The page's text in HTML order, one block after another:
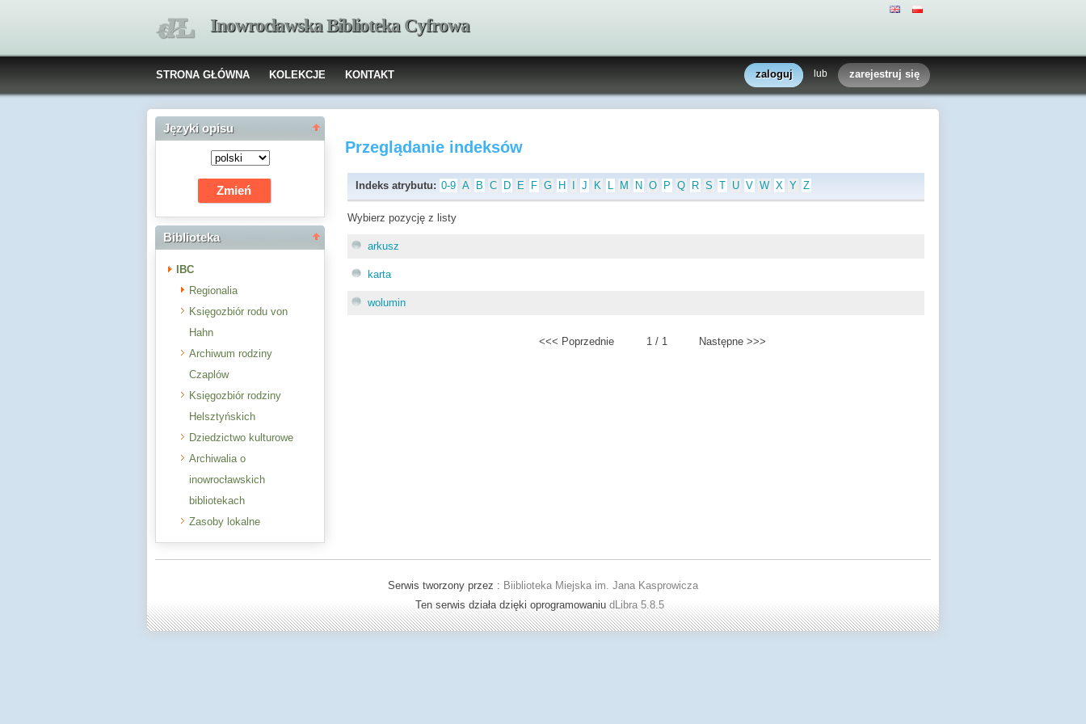
Inowrocławska Biblioteka Cyfrowa
STRONA GŁÓWNA KOLEKCJE KONTAKT zaloguj lub zarejestruj się
Języki opisu
Biblioteka
IBC
Regionalia
Księgozbiór rodu von
Hahn
Archiwum rodziny
Czaplów
Księgozbiór rodziny
Helsztyńskich
Dziedzictwo kulturowe
Archiwalia o
inowrocławskich
bibliotekach
Zasoby lokalne
Przeglądanie indeksów
Indeks atrybutu: 0-9 A B C D E F G H J K L M N O P Q R S T U V W X Y Z
Wybierz pozycję z listy
arkusz
karta
wolumin
<<< Poprzednie 1 / 1 Następne >>>
Serwis tworzony przez : Biiblioteka Miejska im. Jana Kasprowicza
Ten serwis działa dzięki oprogramowaniu dLibra 5.8.5